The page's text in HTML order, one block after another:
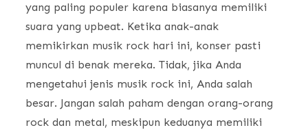
yang paling populer karena biasanya memiliki
suara yang upbeat. Ketika anak-anak
memikirkan musik rock hari ini, konser pasti
muncul di benak mereka. Tidak, jika Anda
mengetahui jenis musik rock ini, Anda salah
besar. Jangan salah paham dengan orang-orang
rock dan metal, meskipun keduanya memiliki